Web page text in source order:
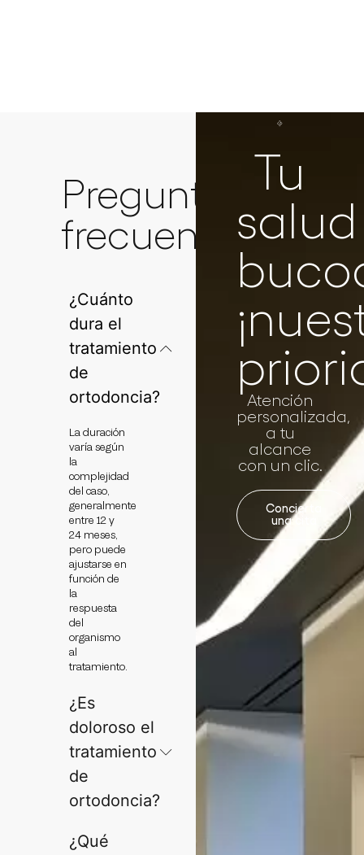
Preguntas
frecuentes
¿Cuánto
dura el
tratamiento
de
ortodoncia?
La duración
varía según
la
complejidad
del caso,
generalmente
entre 12 y
24 meses,
pero puede
ajustarse en
función de
la
respuesta
del
organismo
al
tratamiento.
¿Es
doloroso el
tratamiento
de
ortodoncia?
¿Qué
Tu
salud
Atención
personalizada,
a tu
alcance
con un clic.
Concierta
una cita